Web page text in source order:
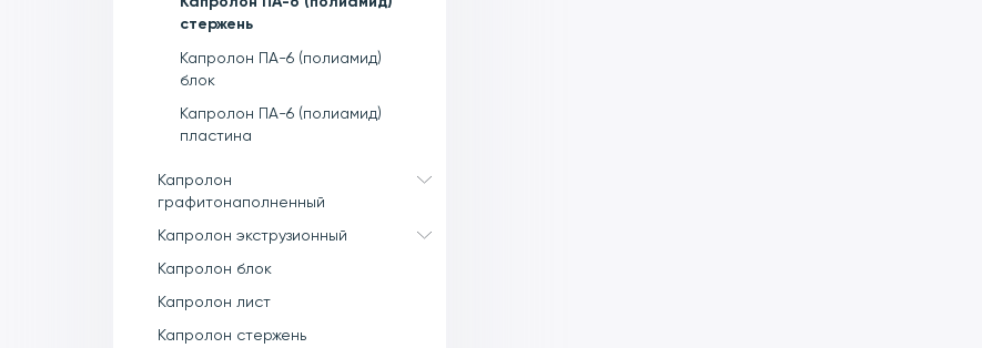
стержень
Капролон ПА-6 (полиамид)
блок
Капролон ПА-6 (полиамид)
пластина
Капролон
графитонаполненный
Капролон экструзионный
Капролон блок
Капролон лист
Капролон стержень